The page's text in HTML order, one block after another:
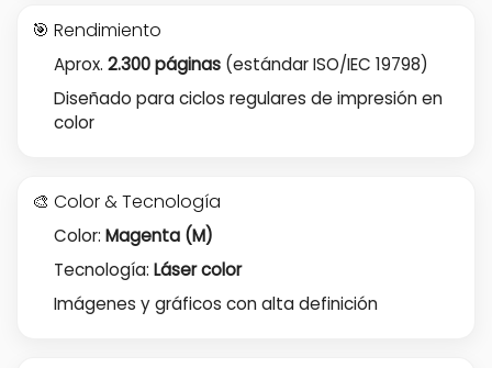
🎯 Rendimiento
Aprox. 2.300 páginas(estándar ISO/IEC 19798)
Diseñado para ciclos regulares de impresión en
color
🎨 Color & Tecnología
Color: Magenta (M)
Tecnología: Láser color
Imágenes y gráficos con alta definición